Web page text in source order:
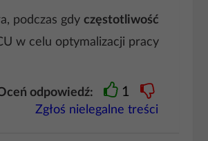
podczas gdy częstotliwość
w celu optymalizacji pracy
odpowiedź: 1
Zgłoś nielegalne treści